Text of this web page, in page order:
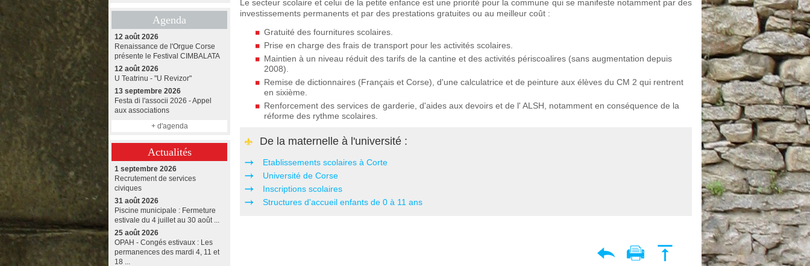
Agenda
12 août 2026
Renaissance de l'Orgue Corse
présente le Festival CIMBALATA
12 août 2026
U Teatrinu - "U Revizor"
13 septembre 2026
Festa di l'associi 2026 - Appel
aux associations
+ d'agenda
Actualités
1 septembre 2026
Recrutement de services
civiques
31 août 2026
Piscine municipale : Fermeture
estivale du 4 juillet au 30 août ...
25 août 2026
OPAH - Congés estivaux : Les
permanences des mardi 4, 11 et
18 ...
Le secteur scolaire et celui de la petite enfance est une priorité pour la commune qui se manifeste notamment par des
investissements permanents et par des prestations gratuites ou au meilleur coût :
Gratuité des fournitures scolaires.
Prise en charge des frais de transport pour les activités scolaires.
Maintien à un niveau réduit des tarifs de la cantine et des activités périscoalires (sans augmentation depuis
2008).
Remise de dictionnaires (Français et Corse), d'une calculatrice et de peinture aux élèves du CM 2 qui rentrent
en sixième.
Renforcement des services de garderie, d'aides aux devoirs et de l' ALSH, notamment en conséquence de la
réforme des rythme scolaires.
De la maternelle à l'université :
Etablissements scolaires à Corte
Université de Corse
Inscriptions scolaires
Structures d'accueil enfants de 0 à 11 ans